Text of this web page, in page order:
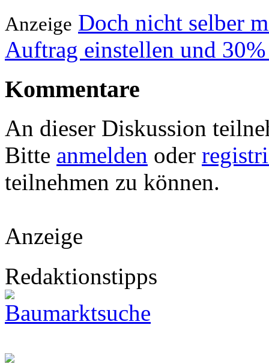
Anzeige Doch nicht selber
Auftrag einstellen und
Kommentare
An dieser Diskussion
Bitte anmelden oder
teilnehmen zu können.
Anzeige
Redaktionstipps